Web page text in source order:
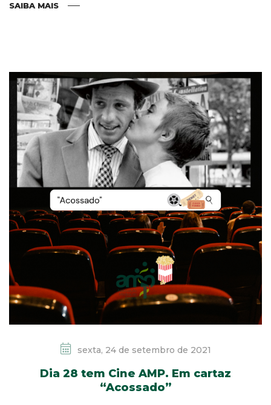
SAIBA MAIS
sexta, 24 de setembro de 2021
Dia 28 tem Cine AMP. Em cartaz
“Acossado”